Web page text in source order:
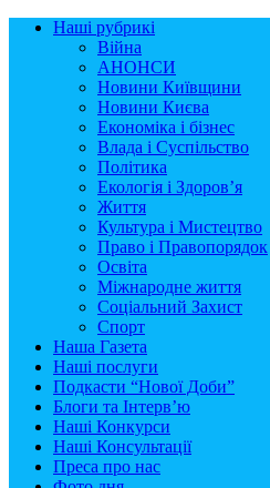
Наші рубрикі
Війна
АНОНСИ
Новини Київщини
Новини Києва
Економіка і бізнес
Влада і Суспільство
Політика
Екологія і Здоров’я
Життя
Культура і Мистецтво
Право і Правопорядок
Освіта
Міжнародне життя
Соціальний Захист
Спорт
Наша Газета
Наші послуги
Подкасти “Нової Доби”
Блоги та Інтерв’ю
Наші Конкурси
Наші Консультації
Преса про нас